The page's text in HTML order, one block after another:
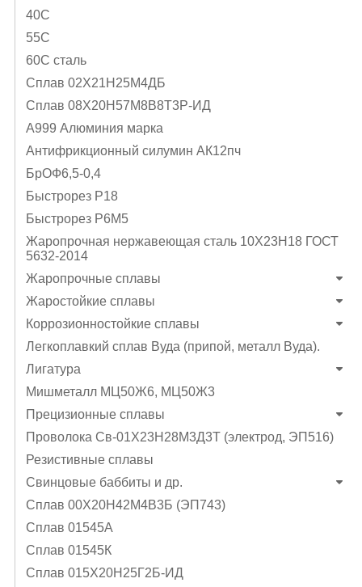
40C
55С
60С сталь
Cплав 02Х21Н25М4ДБ
Cплав 08Х20Н57М8В8Т3Р-ИД
А999 Алюминия марка
Антифрикционный силумин АК12пч
БрОФ6,5-0,4
Быстрорез Р18
Быстрорез Р6М5
Жаропрочная нержавеющая сталь 10Х23Н18 ГОСТ
5632-2014
Жаропрочные сплавы
Жаростойкие сплавы
Коррозионностойкие сплавы
Легкоплавкий сплав Вуда (припой, металл Вуда).
Лигатура
Мишметалл МЦ50Ж6, МЦ50Ж3
Прецизионные сплавы
Проволока Св-01Х23Н28М3Д3Т (электрод, ЭП516)
Резистивные сплавы
Свинцовые баббиты и др.
Сплав 00Х20Н42М4В3Б (ЭП743)
Сплав 01545А
Сплав 01545К
Сплав 015Х20Н25Г2Б-ИД